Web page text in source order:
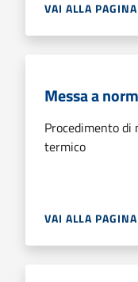
VAI ALLA PAGINA
Messa a
Procedimento di
termico
VAI ALLA PAGINA